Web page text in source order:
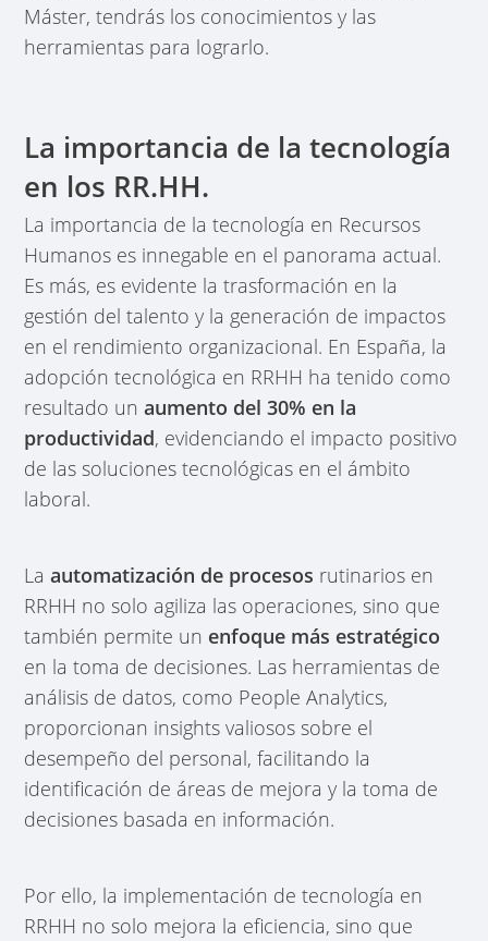
Máster, tendrás los conocimientos y las
herramientas para lograrlo.
La importancia de la tecnología
en los RR.HH.
La importancia de la tecnología en Recursos
Humanos es innegable en el panorama actual.
Es más, es evidente la trasformación en la
gestión del talento y la generación de impactos
en el rendimiento organizacional. En España, la
adopción tecnológica en RRHH ha tenido como
resultado unaumento del 30% en la
productividad, evidenciando el impacto positivo
de las soluciones tecnológicas en el ámbito
laboral.
Laautomatización de procesos rutinarios en
RRHH no solo agiliza las operaciones, sino que
también permite un enfoque más estratégico
en la toma de decisiones. Las herramientas de
análisis de datos, como People Analytics,
proporcionan insights valiosos sobre el
desempeño del personal, facilitando la
identificación de áreas de mejora y la toma de
decisiones basada en información.
Por ello, la implementación de tecnología en
RRHH no solo mejora la eficiencia, sino que